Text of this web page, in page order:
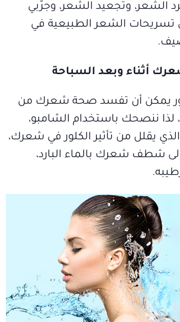
الشعر، وتجعيد الشعر، وجرّبي
تسريحات الشعر الطبيعية في
أثناء وبعد السباحة
يمكن أن تفسد صحة شعرك من
ننصحك باستخدام الشامبو،
يقلل من تأثير الكلور في شعرك،
شطف شعرك بالماء البارد،